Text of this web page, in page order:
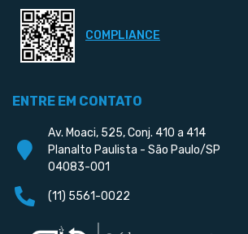
COMPLIANCE
ENTRE EM CONTATO
Av. Moaci, 525, Conj. 410 a 414
Planalto Paulista - São Paulo/SP
04083-001
(11) 5561-0022